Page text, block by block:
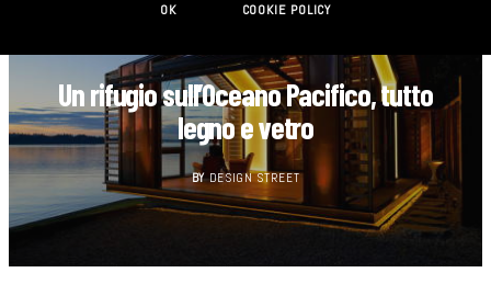
Un rifugio sull’Oceano Pacifico, tutto
legno e vetro
BY DESIGN STREET
OK COOKIE POLICY